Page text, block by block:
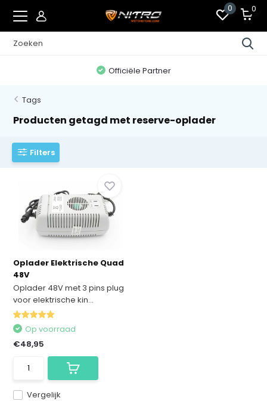
0 0
Officiële Partner
Tags
Producten getagd met reserve-oplader
Filters
Oplader Elektrische Quad
48V
Oplader 48V met 3 pins plug
voor elektrische kin...
Vergelijk
Op voorraad
€48,95